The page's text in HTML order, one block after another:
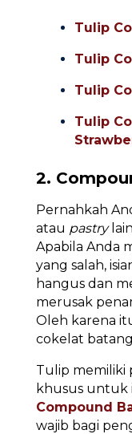
Tulip
Tulip
Tulip
Tulip
2.
Pernahkah
atau pastry
Apabila Anda
yang salah,
hangus dan
merusak
Oleh karena
cokelat
Tulip memiliki
khusus untuk
Compound
wajib bagi